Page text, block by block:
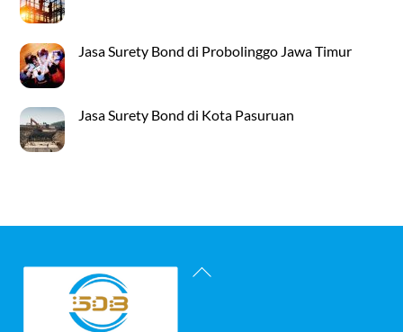
Jasa Surety Bond di Probolinggo Jawa Timur
Jasa Surety Bond di Kota Pasuruan
Back